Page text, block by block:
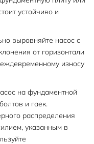
устойчиво и
выровняйте насос с
от горизонтали
износу
на фундаментной
и гаек.
распределения
указанным в